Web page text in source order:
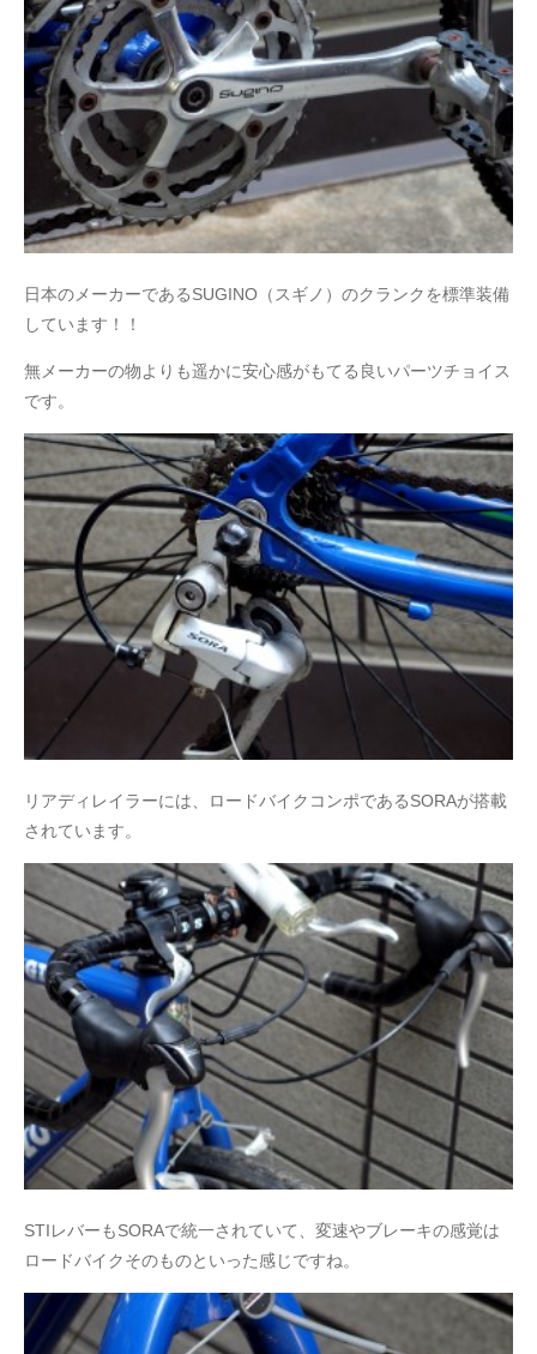
日本のメーカーであるSUGINO（スギノ）のクランクを標準装備
しています！！
無メーカーの物よりも遥かに安心感がもてる良いパーツチョイス
です。
リアディレイラーには、ロードバイクコンポであるSORAが搭載
されています。
STIレバーもSORAで統一されていて、変速やブレーキの感覚は
ロードバイクそのものといった感じですね。